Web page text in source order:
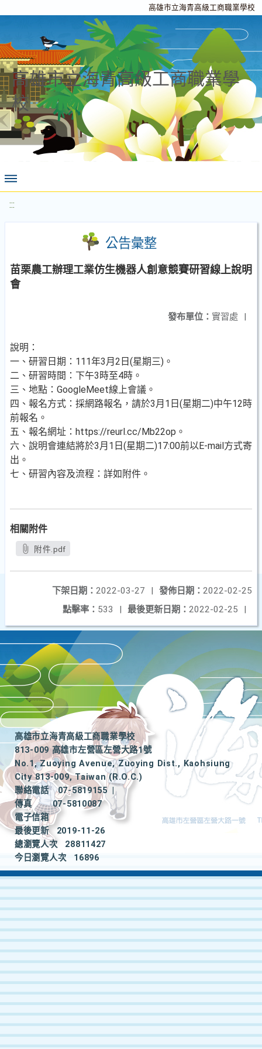
高雄市立海青高級工商職業學校
高雄市立海青高級工商職業學
校
:::
公告彙整
苗栗農工辦理工業仿生機器人創意競賽研習線上說明
會
發布單位： 實習處 |
說明：
一、研習日期：111年3月2日(星期三)。
二、研習時間：下午3時至4時。
三、地點：GoogleMeet線上會議。
四、報名方式：採網路報名，請於3月1日(星期二)中午12時
前報名。
五、報名網址：https://reurl.cc/Mb22op。
六、說明會連結將於3月1日(星期二)17:00前以E-mail方式寄
出。
七、研習內容及流程：詳如附件。
相關附件
附件.pdf
發佈日期： 2022-02-25
下架日期： 2022-03-27
|
最後更新日期： 2022-02-25 |
點擊率： 533 |
高雄市立海青高級工商職業學校
813-009 高雄市左營區左營大路1號
No.1, Zuoying Avenue, Zuoying Dist., Kaohsiung
City 813-009, Taiwan (R.O.C.)
聯絡電話
07-5819155
|
傳真
07-5810087
電子信箱
最後更新
2019-11-26
總瀏覽人次
28811427
今日瀏覽人次
16896